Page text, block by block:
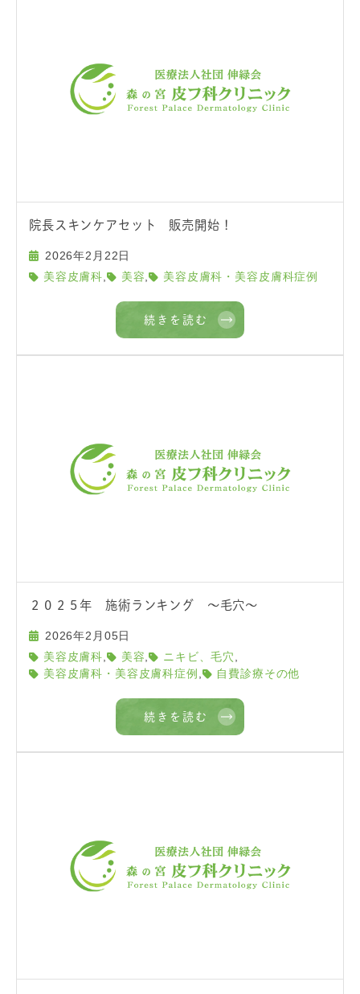
院長スキンケアセット 販売開始！
2026年2月22日
美容皮膚科
美容 , 美容皮膚科・美容皮膚科症例
続きを読む
２０２５年 施術ランキング ～毛穴～
2026年2月05日
美容皮膚科, 美容, ニキビ、毛穴 ,
美容皮膚科・美容皮膚科症例 , 自費診療その他
続きを読む